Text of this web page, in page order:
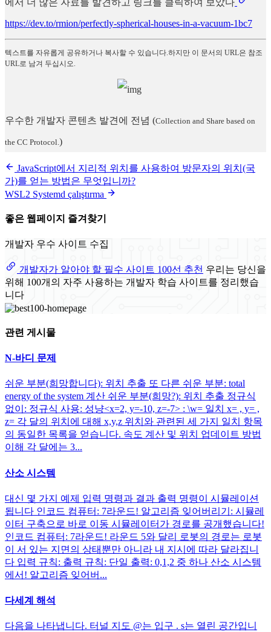
https://dev.to/rmion/perfectly-spherical-houses-in-a-vacuum-1bc7
텍스트를 자유롭게 공유하거나 복사할 수 있습니다.하지만 이 문서의 URL은 참조
URL로 남겨 두십시오.
우수한 개발자 콘텐츠 발견에 전념 (Collection and Share based on
the CC Protocol. )
JavaScript에서 지리적 위치를 사용하여 방문자의 위치(국
가)를 얻는 방법은 무엇입니까?
WSL2 Systemd çalıştırma
좋은 웹페이지 즐겨찾기
개발자 우수 사이트 수집
개발자가 알아야 할 필수 사이트 100선 추천 우리는 당신을
위해 100개의 자주 사용하는 개발자 학습 사이트를 정리했습
니다
관련 게시물
N-바디 문제
쉬운 부분(희망합니다): 위치 추출 또 다른 쉬운 부분: total
energy of the system 계산 쉬운 부분(희망?): 위치 추출 정규식
없이: 정규식 사용: 성냥<x=2, y=-10, z=-7> : \w= 일치 x= , y= ,
z= 각 달의 위치에 대해 x,y,z 위치와 관련된 세 가지 일치 항목
의 동일한 목록을 얻습니다. 속도 계산 및 위치 업데이트 방법
이해 각 달에는 3...
산소 시스템
대신 몇 가지 예제 입력 명령과 결과 출력 명령이 시뮬레이션
됩니다 인코드 컴퓨터: 7라운드! 알고리즘 잊어버리기: 시뮬레
이터 구축으로 바로 이동 시뮬레이터가 경로를 공개했습니다!
인코드 컴퓨터: 7라운드! 라운드 5와 달리 로봇의 경로는 로봇
이 서 있는 지면의 상태뿐만 아니라 내 지시에 따라 달라집니
다 입력 규칙: 출력 규칙: 단일 출력: 0,1,2 중 하나 산소 시스템
에서! 알고리즘 잊어버...
다세계 해석
다음을 나타냅니다. 터널 지도 @는 입구 . s는 열린 공간입니